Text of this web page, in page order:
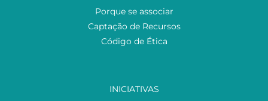
Porque se associar
Captação de Recursos
Código de Ética
INICIATIVAS